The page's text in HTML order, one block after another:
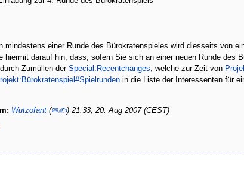
mindestens einer Runde des Bürokratenspieles wird diesseits von
hiermit darauf hin, dass, sofern Sie sich an einer neuen Runde des
Zumüllen der Special:Recentchanges, welche zur Zeit von
in die Liste der Interessenten für
Wutzofant (✉✍) 21:33, 20. Aug 2007 (CEST)